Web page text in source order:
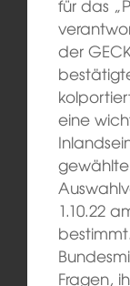
für das
der
eine
1.10.22
Fragen,